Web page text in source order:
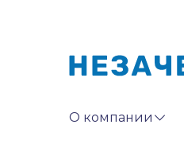
О компании